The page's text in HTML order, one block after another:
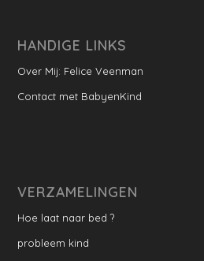
HANDIGE LINKS
Over Mij: Felice Veenman
Contact met BabyenKind
VERZAMELINGEN
Hoe laat naar bed ?
probleem kind